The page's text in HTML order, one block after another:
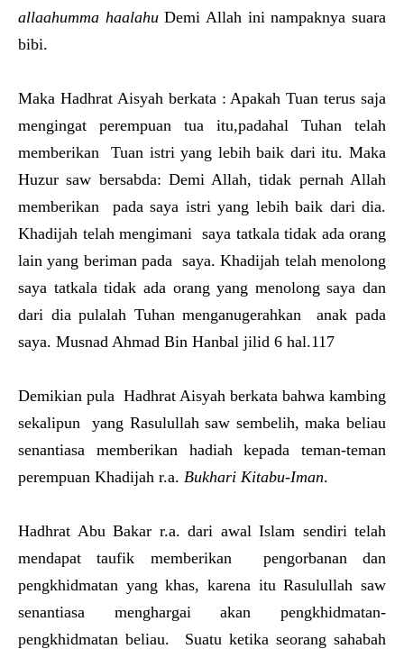
allaahumma haalahuDemi Allah ini nampaknya suara
bibi.
Maka Hadhrat Aisyah berkata : Apakah Tuan terus saja
mengingat perempuan tua itu,padahal Tuhan telah
memberikan Tuan istri yang lebih baik dari itu. Maka
Huzur saw bersabda: Demi Allah, tidak pernah Allah
memberikan pada saya istri yang lebih baik dari dia.
Khadijah telah mengimani saya tatkala tidak ada orang
lain yang beriman pada saya. Khadijah telah menolong
saya tatkala tidak ada orang yang menolong saya dan
dari dia pulalah Tuhan menganugerahkan anak pada
saya. Musnad Ahmad Bin Hanbal jilid 6 hal.117
Demikian pula Hadhrat Aisyah berkata bahwa kambing
sekalipun yang Rasulullah saw sembelih, maka beliau
senantiasa memberikan hadiah kepada teman-teman
perempuan Khadijah r.a. Bukhari Kitabu-Iman.
Hadhrat Abu Bakar r.a. dari awal Islam sendiri telah
mendapat taufik memberikan pengorbanan dan
pengkhidmatan yang khas, karena itu Rasulullah saw
senantiasa menghargai akan pengkhidmatan-
pengkhidmatan beliau. Suatu ketika seorang sahabah